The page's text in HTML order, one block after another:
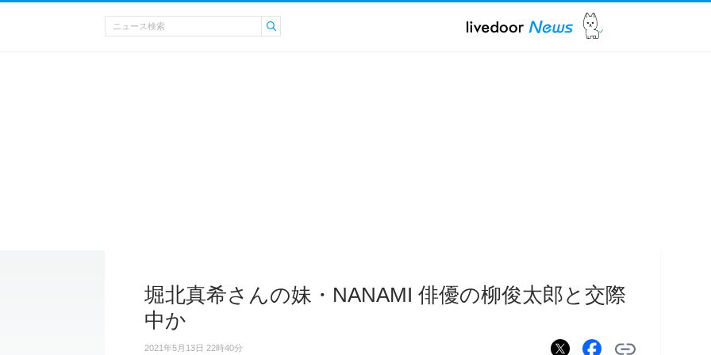
堀北真希さんの妹・NANAMI 俳優の柳俊太郎と交際
中か
2021年5月13日 22時40分